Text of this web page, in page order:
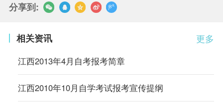
分享到:
更多
相关资讯
江西2013年4月自考报考简章
江西2010年10月自学考试报考宣传提纲